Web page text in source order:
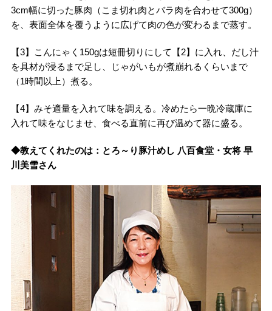
3cm幅に切った豚肉（こま切れ肉とバラ肉を合わせて300g）
を、表面全体を覆うように広げて肉の色が変わるまで蒸す。
【3】こんにゃく150gは短冊切りにして【2】に入れ、だし汁
を具材が浸るまで足し、じゃがいもが煮崩れるくらいまで
（1時間以上）煮る。
【4】みそ適量を入れて味を調える。冷めたら一晩冷蔵庫に
入れて味をなじませ、食べる直前に再び温めて器に盛る。
◆教えてくれたのは：とろ～り豚汁めし 八百食堂・女将 早
川美雪さん